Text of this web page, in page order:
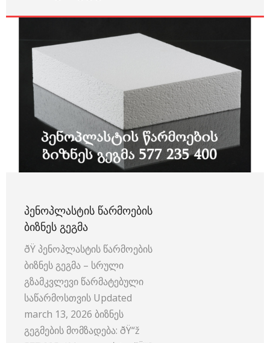
ᲞᲔᲜᲝᲞᲚᲐᲡᲢᲘᲡ ᲬᲐᲠᲛᲝᲔᲑᲘᲡ
ᲑᲘᲖᲜᲔᲡ ᲒᲔᲒᲛᲐ
ðŸ­ პენოპლასტის წარმოების
ბიზნეს გეგმა – სრული
გზამკვლევი წარმატებული
საწარმოსთვის Updated
march 13, 2026 ბიზნეს
გეგმების მომზადება: ðŸ“ž